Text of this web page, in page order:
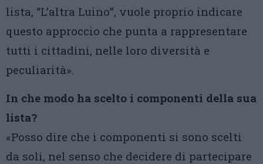
lista, “L’altra Luino”, vuole proprio indicare
questo approccio che punta a rappresentare
tutti i cittadini, nelle loro diversità e
peculiarità».
In che modo ha scelto i componenti della sua
lista?
«Posso dire che i componenti si sono scelti
da soli, nel senso che decidere di partecipare